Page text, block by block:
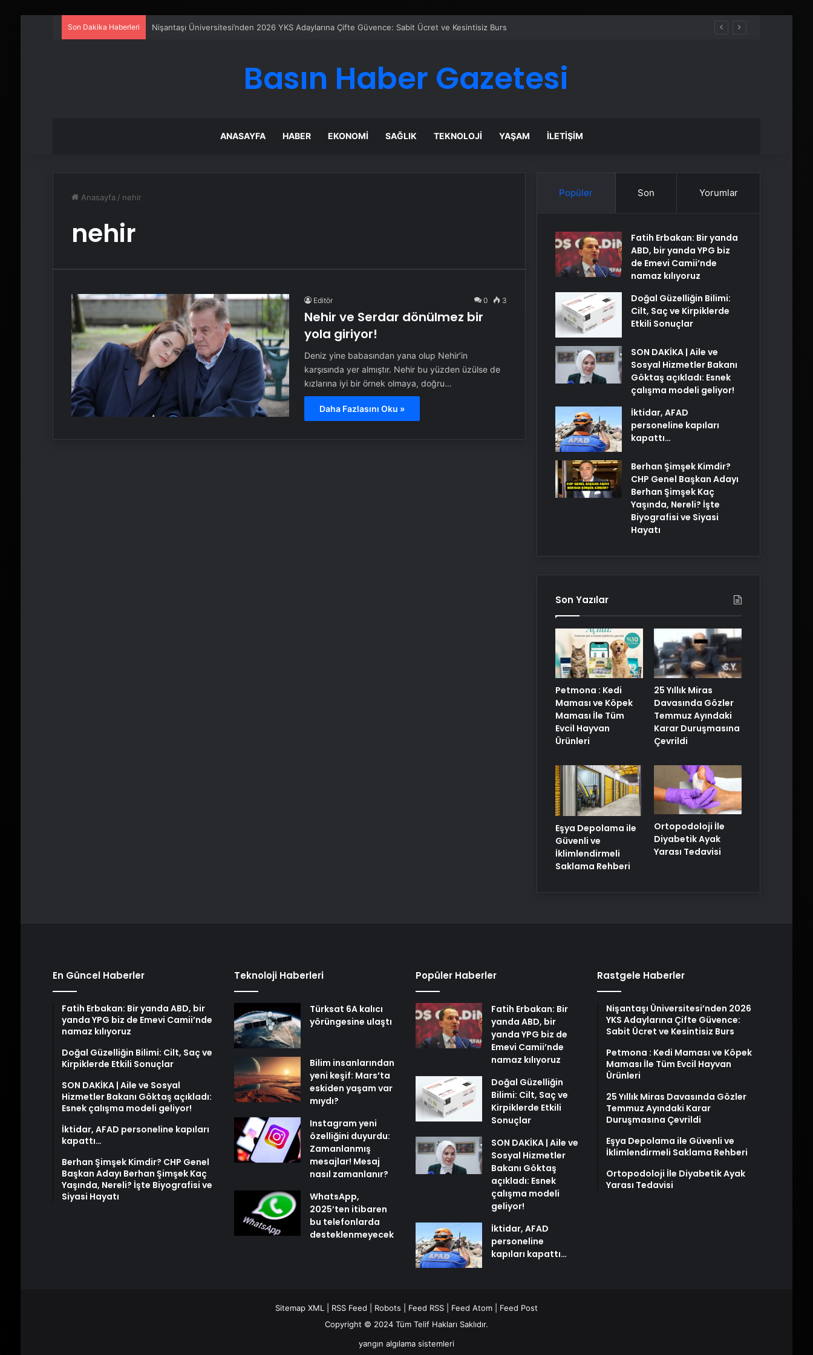
Son Dakika Haberleri Nişantaşı Üniversitesi’nden 2026 YKS Adaylarına Çifte Güvence: Sabit Ücret ve Kesintisiz Burs
Basın Haber Gazetesi
ANASAYFA HABER EKONOMI SAĞLIK TEKNOLOJI YAŞAM İLETIŞIM
Anasayfa / nehir
nehir
Editör 0 3
Nehir ve Serdar dönülmez bir
yola giriyor!
Deniz yine babasından yana olup Nehir’in
karşısında yer almıştır. Nehir bu yüzden üzülse de
kızlarına iyi bir örnek olmaya, doğru…
Daha Fazlasını Oku »
Popüler Son Yorumlar
Fatih Erbakan: Bir yanda
ABD, bir yanda YPG biz
de Emevi Camii’nde
namaz kılıyoruz
Doğal Güzelliğin Bilimi:
Cilt, Saç ve Kirpiklerde
Etkili Sonuçlar
SON DAKİKA | Aile ve
Sosyal Hizmetler Bakanı
Göktaş açıkladı: Esnek
çalışma modeli geliyor!
İktidar, AFAD
personeline kapıları
kapattı…
Berhan Şimşek Kimdir?
CHP Genel Başkan Adayı
Berhan Şimşek Kaç
Yaşında, Nereli? İşte
Biyografisi ve Siyasi
Hayatı
Son Yazılar
Petmona : Kedi
Maması ve Köpek
Maması İle Tüm
Evcil Hayvan
Ürünleri
25 Yıllık Miras
Davasında Gözler
Temmuz Ayındaki
Karar Duruşmasına
Çevrildi
Eşya Depolama ile
Güvenli ve
İklimlendirmeli
Saklama Rehberi
Ortopodoloji İle
Diyabetik Ayak
Yarası Tedavisi
En Güncel Haberler
Fatih Erbakan: Bir yanda ABD, bir
yanda YPG biz de Emevi Camii’nde
namaz kılıyoruz
Doğal Güzelliğin Bilimi: Cilt, Saç ve
Kirpiklerde Etkili Sonuçlar
SON DAKİKA | Aile ve Sosyal
Hizmetler Bakanı Göktaş açıkladı:
Esnek çalışma modeli geliyor!
İktidar, AFAD personeline kapıları
kapattı…
Berhan Şimşek Kimdir? CHP Genel
Başkan Adayı Berhan Şimşek Kaç
Yaşında, Nereli? İşte Biyografisi ve
Siyasi Hayatı
Teknoloji Haberleri
Türksat 6A kalıcı
yörüngesine ulaştı
Bilim insanlarından
yeni keşif: Mars’ta
eskiden yaşam var
mıydı?
Instagram yeni
özelliğini duyurdu:
Zamanlanmış
mesajlar! Mesaj
nasıl zamanlanır?
WhatsApp,
2025’ten itibaren
bu telefonlarda
desteklenmeyecek
Popüler Haberler
Fatih Erbakan: Bir
yanda ABD, bir
yanda YPG biz de
Emevi Camii’nde
namaz kılıyoruz
Doğal Güzelliğin
Bilimi: Cilt, Saç ve
Kirpiklerde Etkili
Sonuçlar
SON DAKİKA | Aile ve
Sosyal Hizmetler
Bakanı Göktaş
açıkladı: Esnek
çalışma modeli
geliyor!
İktidar, AFAD
personeline
kapıları kapattı…
Rastgele Haberler
Nişantaşı Üniversitesi’nden 2026
YKS Adaylarına Çifte Güvence:
Sabit Ücret ve Kesintisiz Burs
Petmona : Kedi Maması ve Köpek
Maması İle Tüm Evcil Hayvan
Ürünleri
25 Yıllık Miras Davasında Gözler
Temmuz Ayındaki Karar
Duruşmasına Çevrildi
Eşya Depolama ile Güvenli ve
İklimlendirmeli Saklama Rehberi
Ortopodoloji İle Diyabetik Ayak
Yarası Tedavisi
Sitemap XML RSS Feed Robots Feed RSS| Feed Atom| Feed Post
Copyright © 2024 Tüm Telif Hakları Saklıdır.
yangın algılama sistemleri